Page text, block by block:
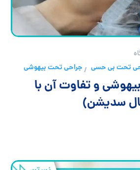
تحت بی حسی /جراحی تحت بیهوشی
و تفاوت آن با
سدیشن)